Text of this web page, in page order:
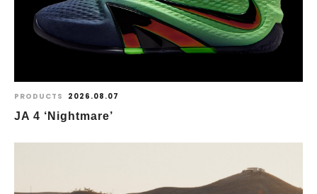
PRODUCTS 2026.08.07
JA 4 ‘Nightmare’